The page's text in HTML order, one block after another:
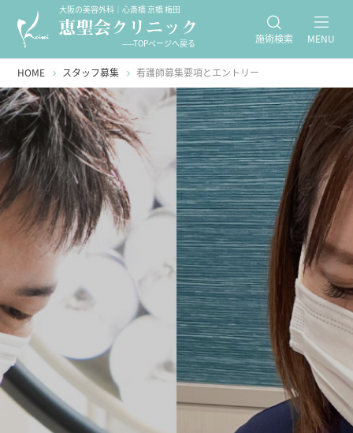
大阪の美容外科｜心斎橋 京橋 梅田
-----TOPページへ戻る 施術検索 MENU
HOME スタッフ募集 看護師募集要項とエントリー